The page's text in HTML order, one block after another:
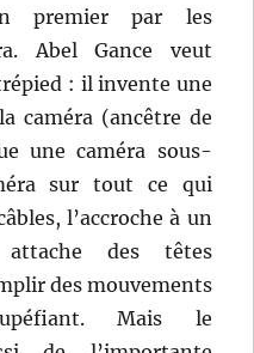
premier par les
Abel Gance veut
: il invente une
caméra (ancêtre de
une caméra sous-
sur tout ce qui
l’accroche à un
des têtes
des mouvements
Mais le